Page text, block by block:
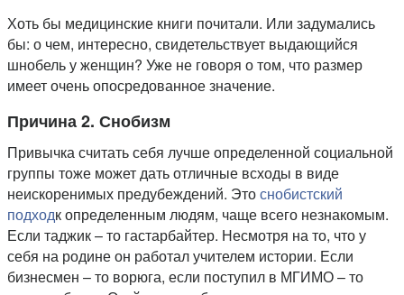
Хоть бы медицинские книги почитали. Или задумались
бы: о чем, интересно, свидетельствует выдающийся
шнобель у женщин? Уже не говоря о том, что размер
имеет очень опосредованное значение.
Причина 2. Снобизм
Привычка считать себя лучше определенной социальной
группы тоже может дать отличные всходы в виде
неискоренимых предубеждений. Этоснобистский
подходк определенным людям, чаще всего незнакомым.
Если таджик – то гастарбайтер. Несмотря на то, что у
себя на родине он работал учителем истории. Если
бизнесмен – то ворюга, если поступил в МГИМО – то